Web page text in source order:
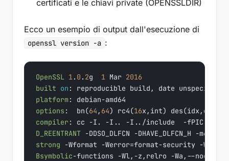
certificati e le chiavi private (OPENSSLDIR)
Ecco un esempio di output dall'esecuzione di
openssl version -a :
OpenSSL 1. 0 . 2g 1 Mar 2016
built on
platform
options :  bn(64 , 64) rc4(16x,int) des(idx,cisc,
compiler
D_REENTRANT
strong -Wformat -Werror=format-security -Wdate-
Bsymbolic